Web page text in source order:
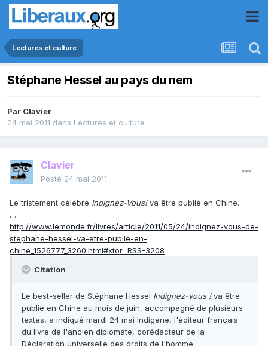
Lectures et culture
Stéphane Hessel au pays du nem
Par Clavier
24 mai 2011 dans Lectures et culture
Clavier
Posté 24 mai 2011
Le tristement célèbre Indignez-Vous!va être publié en Chine.
…
http://www.lemonde.fr/livres/article/2011/05/24/indignez-vous-de-
stephane-hessel-va-etre-publie-en-
chine_1526777_3260.html#xtor=RSS-3208
Citation
Le best-seller de Stéphane Hessel Indignez-vous !va être
publié en Chine au mois de juin, accompagné de plusieurs
textes, a indiqué mardi 24 mai Indigène, l'éditeur français
du livre de l'ancien diplomate, corédacteur de la
Déclaration universelle des droits de l'homme.